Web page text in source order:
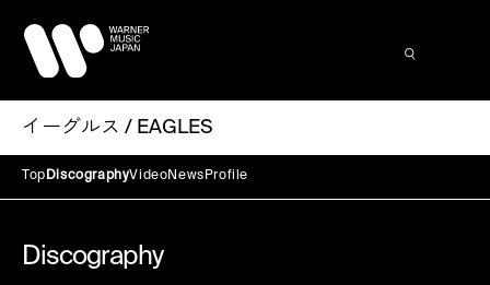
イーグルス / EAGLES
Top DiscographyVideoNews Profile
Discography